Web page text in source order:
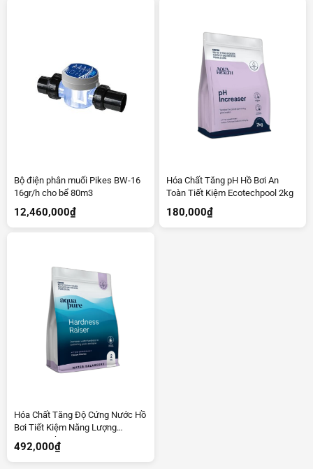
Bộ điện phân muối Pikes BW-16
16gr/h cho bể 80m3
12,460,000₫
Hóa Chất Tăng pH Hồ Bơi An
Toàn Tiết Kiệm Ecotechpool 2kg
180,000₫
Hóa Chất Tăng Độ Cứng Nước Hồ
Bơi Tiết Kiệm Năng Lượng
Waterco 2kg
492,000₫